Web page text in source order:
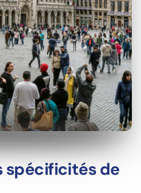
spécificités de